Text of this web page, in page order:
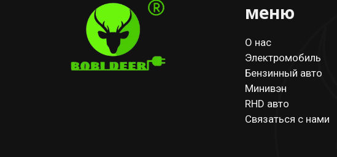
меню
О нас
Электромобиль
Бензинный авто
Минивэн
RHD авто
Связаться с нами